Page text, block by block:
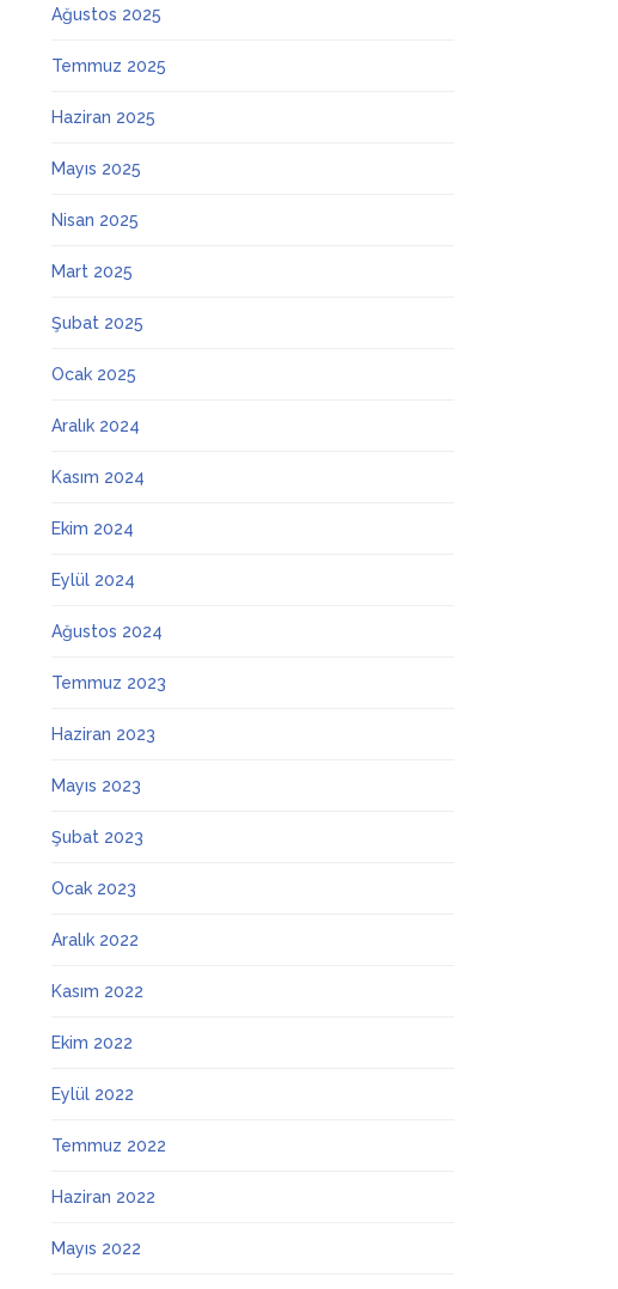
Ağustos 2025
Temmuz 2025
Haziran 2025
Mayıs 2025
Nisan 2025
Mart 2025
Şubat 2025
Ocak 2025
Aralık 2024
Kasım 2024
Ekim 2024
Eylül 2024
Ağustos 2024
Temmuz 2023
Haziran 2023
Mayıs 2023
Şubat 2023
Ocak 2023
Aralık 2022
Kasım 2022
Ekim 2022
Eylül 2022
Temmuz 2022
Haziran 2022
Mayıs 2022